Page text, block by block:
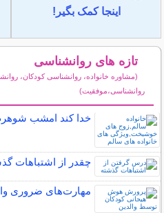
اینجا کمک بگیر!
تازه های روانشناسی
(مشاوره خانواده، روانشناسی کودکان،
روانشناسی،موفقیت)
خدا کند امشب شوهرم
چقدر از اشتباهات
مهارت‌های ضروری